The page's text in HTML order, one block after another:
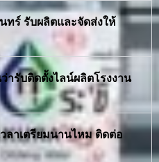
ทร์ รับผลิตและจัดส่งให้
ารับติดตั้งไลน์ผลิตโรงงาน
ลาเตรียมนานไหม ติดต่อ